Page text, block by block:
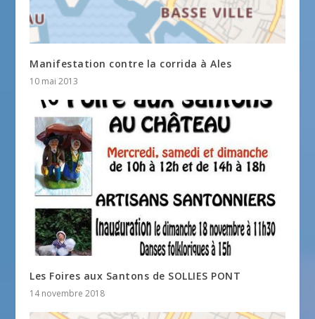
Manifestation contre la corrida à Ales
10 mai 2013
Les Foires aux Santons de SOLLIES PONT
14 novembre 2018